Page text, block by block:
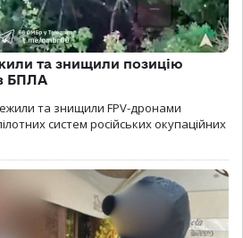
та знищили позицію
БПЛА
та знищили FPV-дронами
систем російських окупаційних